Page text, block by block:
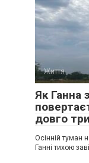
Життя
Як Ганна
довго
Осінній туман
Ганні тихою